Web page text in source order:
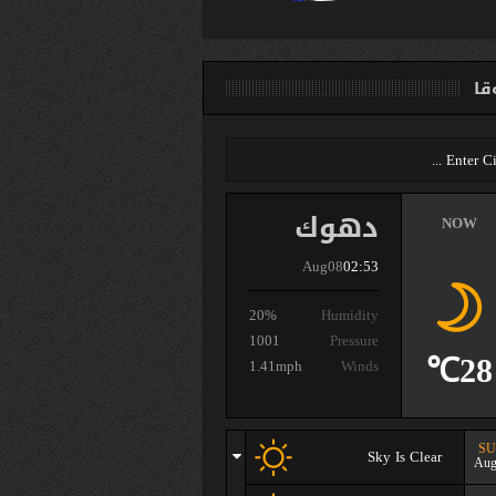
دهوك
Aug0802:53
Humidity
20%
Pressure
1001
Winds
1.41mph
NOW
28℃
Sky Is Clear